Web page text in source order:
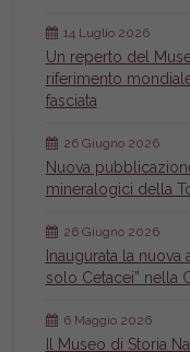
Un reperto del
riferimento
fasciata
14 Luglio 2026
Nuova
mineralogici della
26 Giugno 2026
Inaugurata la nuova
solo Cetacei” nella
26 Giugno 2026
Il Museo di Storia
6 Maggio 2026